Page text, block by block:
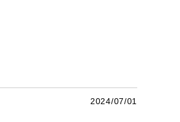
2024/07/01